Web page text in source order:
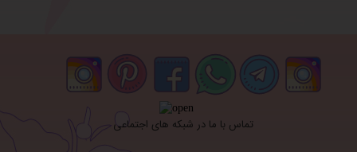
تماس با ما در شبکه های اجتماعی